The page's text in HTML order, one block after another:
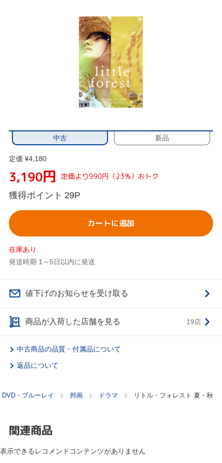
中古 新品
定価 ¥4,180
3,190円 定価より990円（23%）おトク
獲得ポイント 29P
カートに追加
在庫あり
発送時期 1～5日以内に発送
値下げのお知らせを受け取る
商品が入荷した店舗を見る 19店
中古商品の品質・付属品について
返品について
DVD・ブルーレイ 邦画 ドラマ リトル・フォレスト 夏・秋
関連商品
表示できるレコメンドコンテンツがありません